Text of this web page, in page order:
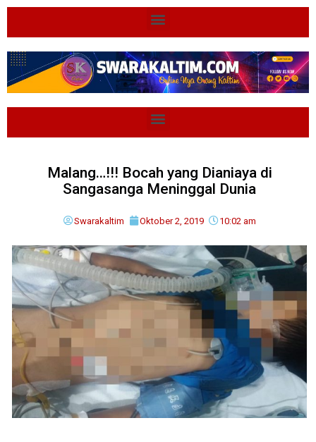
Malang…!!! Bocah yang Dianiaya di
Sangasanga Meninggal Dunia
Swarakaltim Oktober 2, 2019 10:02 am